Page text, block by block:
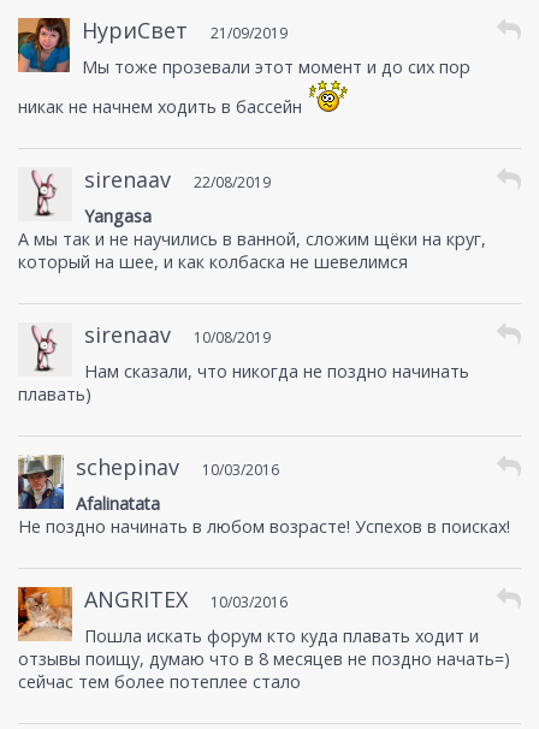
НуриСвет 21/09/2019
Мы тоже прозевали этот момент и до сих пор
никак не начнем ходить в бассейн
sirenaav 22/08/2019
Yangasa
А мы так и не научились в ванной, сложим щёки на круг,
который на шее, и как колбаска не шевелимся
sirenaav 10/08/2019
Нам сказали, что никогда не поздно начинать
плавать)
schepinav 10/03/2016
Afalinatata
Не поздно начинать в любом возрасте! Успехов в поисках!
ANGRITEX 10/03/2016
Пошла искать форум кто куда плавать ходит и
отзывы поищу, думаю что в 8 месяцев не поздно начать=)
сейчас тем более потеплее стало